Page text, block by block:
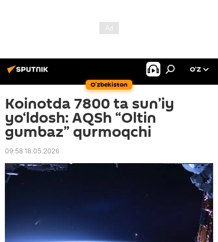
O‘zbekiston
O’Z
Koinotda 7800 ta sun’iy
yo‘ldosh: AQSh “Oltin
gumbaz” qurmoqchi
09:58 18.05.2026